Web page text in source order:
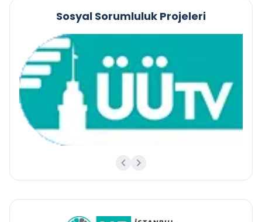
Sosyal Sorumluluk Projeleri